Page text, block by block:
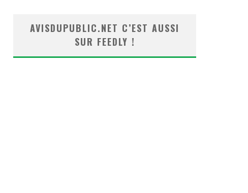
AVISDUPUBLIC.NET C’EST AUSSI
SUR FEEDLY !